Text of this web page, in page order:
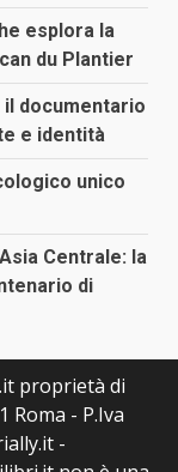
esplora la
du Plantier
il documentario
e identità
unico
Centrale: la
di
proprietà di
Roma - P.Iva
-